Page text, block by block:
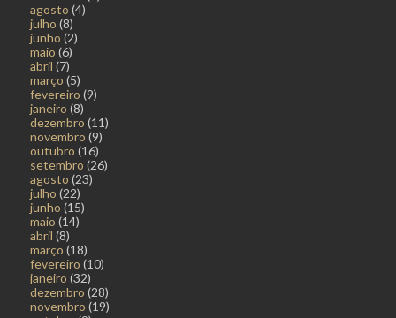
agosto (4)
julho (8)
junho (2)
maio (6)
abril (7)
março (5)
fevereiro (9)
janeiro (8)
dezembro (11)
novembro (9)
outubro (16)
setembro (26)
agosto (23)
julho (22)
junho (15)
maio (14)
abril (8)
março (18)
fevereiro (10)
janeiro (32)
dezembro (28)
novembro (19)